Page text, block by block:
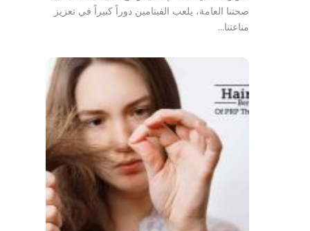
صحتنا العامة، يلعب الفيتامين دوراً كبيراً في تعزيز
مناعتنا…